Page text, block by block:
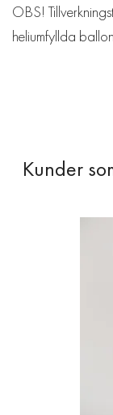
OBS!
heliumfyllda